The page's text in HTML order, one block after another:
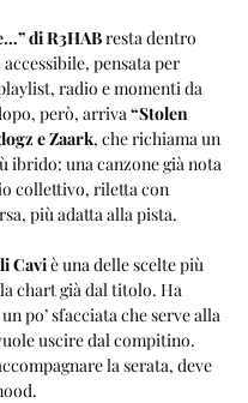
di R3HAB resta dentro
pensata per
radio e momenti da
però, arriva “Stolen
e Zaark, che richiama un
ibrido: una canzone già nota
collettivo, riletta con
più adatta alla pista.
Cavi è una delle scelte più
chart già dal titolo. Ha
po’ sfacciata che serve alla
uscire dal compitino.
la serata, deve